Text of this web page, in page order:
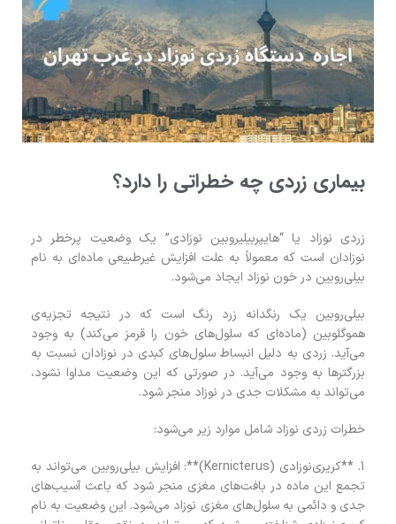
بیماری زردی چه خطراتی را دارد؟
زردی نوزاد یا “هایپربیلیروبین نوزادی” یک وضعیت پرخطر در
نوزادان است که معمولاً به علت افزایش غیرطبیعی ماده‌ای به نام
بیلی‌روبین در خون نوزاد ایجاد می‌شود.
بیلی‌روبین یک رنگدانه زرد رنگ است که در نتیجه تجزیه‌ی
هموگلوبین (ماده‌ای که سلول‌های خون را قرمز می‌کند) به وجود
می‌آید. زردی به دلیل انبساط سلول‌های کبدی در نوزادان نسبت به
بزرگترها به وجود می‌آید. در صورتی که این وضعیت مداوا نشود،
می‌تواند به مشکلات جدی در نوزاد منجر شود.
خطرات زردی نوزاد شامل موارد زیر می‌شود:
1. **کریری‌نوزادی (Kernicterus)**: افزایش بیلی‌روبین می‌تواند به
تجمع این ماده در بافت‌های مغزی منجر شود که باعث آسیب‌های
جدی و دائمی به سلول‌های مغزی نوزاد می‌شود. این وضعیت به نام